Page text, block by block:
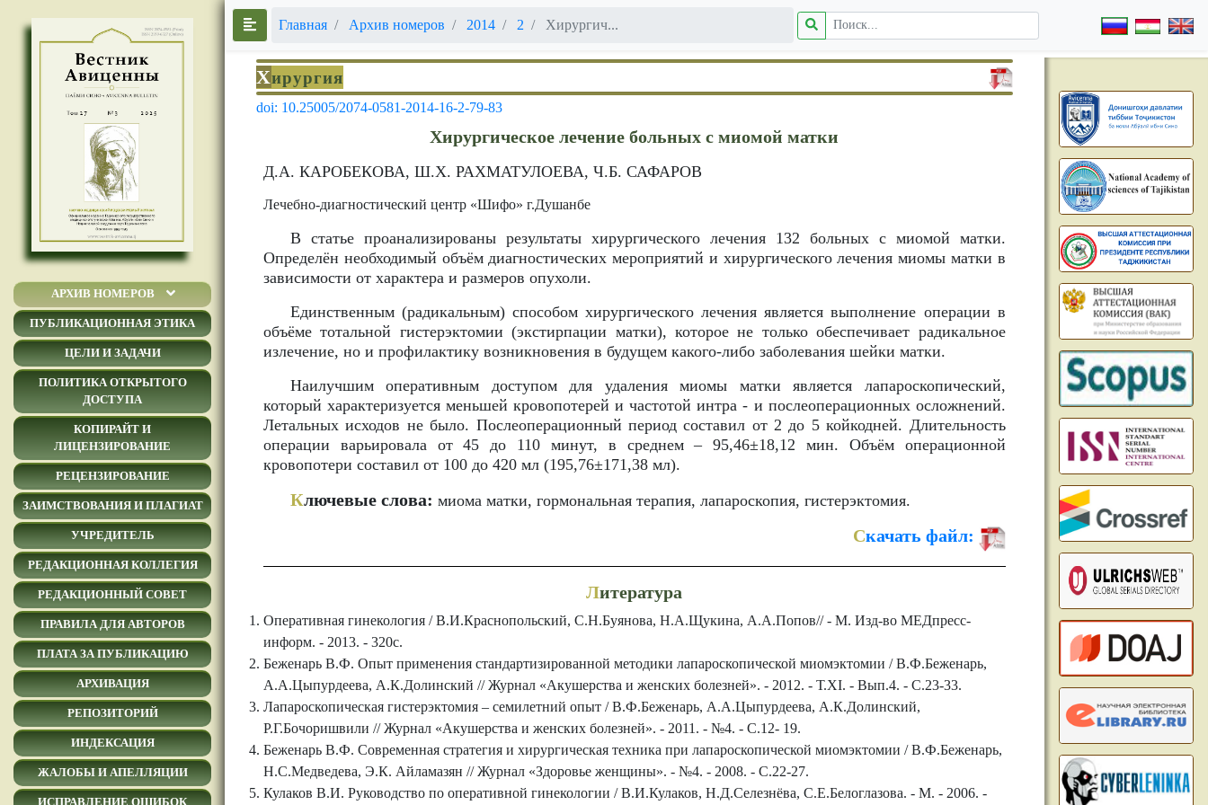
АРХИВ НОМЕРОВ
ПУБЛИКАЦИОННАЯ ЭТИКА
ЦЕЛИ И ЗАДАЧИ
ПОЛИТИКА ОТКРЫТОГО
ДОСТУПА
КОПИРАЙТ И
ЛИЦЕНЗИРОВАНИЕ
РЕЦЕНЗИРОВАНИЕ
ЗАИМСТВОВАНИЯ И ПЛАГИАТ
УЧРЕДИТЕЛЬ
РЕДАКЦИОННАЯ КОЛЛЕГИЯ
РЕДАКЦИОННЫЙ СОВЕТ
ПРАВИЛА ДЛЯ АВТОРОВ
ПЛАТА ЗА ПУБЛИКАЦИЮ
АРХИВАЦИЯ
РЕПОЗИТОРИЙ
ИНДЕКСАЦИЯ
ЖАЛОБЫ И АПЕЛЛЯЦИИ
ИСПРАВЛЕНИЕ ОШИБОК
Главная Архив номеров 2014 2 Хирургич...
Хирургия
doi: 10.25005/2074-0581-2014-16-2-79-83
Хирургическое лечение больных с миомой матки
Д.А. КАРОБЕКОВА, Ш.Х. РАХМАТУЛОЕВА, Ч.Б. САФАРОВ
Лечебно-диагностический центр «Шифо» г.Душанбе
В статье проанализированы результаты хирургического лечения 132 больных с миомой матки.
Определён необходимый объём диагностических мероприятий и хирургического лечения миомы матки в
зависимости от характера и размеров опухоли.
Единственным (радикальным) способом хирургического лечения является выполнение операции в
объёме тотальной гистерэктомии (экстирпации матки), которое не только обеспечивает радикальное
излечение, но и профилактику возникновения в будущем какого-либо заболевания шейки матки.
Наилучшим оперативным доступом для удаления миомы матки является лапароскопический,
который характеризуется меньшей кровопотерей и частотой интра - и послеоперационных осложнений.
Летальных исходов не было. Послеоперационный период составил от 2 до 5 койкодней. Длительность
операции варьировала от 45 до 110 минут, в среднем – 95,46±18,12 мин. Объём операционной
кровопотери составил от 100 до 420 мл (195,76±171,38 мл).
Ключевые слова: миома матки, гормональная терапия, лапароскопия, гистерэктомия.
Скачать файл:
Литература
Оперативная гинекология / В.И.Краснопольский, С.Н.Буянова, Н.А.Щукина, А.А.Попов// - М. Изд-во МЕДпресс-
информ. - 2013. - 320с.
Беженарь В.Ф. Опыт применения стандартизированной методики лапароскопической миомэктомии / В.Ф.Беженарь,
А.А.Цыпурдеева, А.К.Долинский // Журнал «Акушерства и женских болезней». - 2012. - Т.ХI. - Вып.4. - С.23-33.
Лапароскопическая гистерэктомия – семилетний опыт / В.Ф.Беженарь, А.А.Цыпурдеева, А.К.Долинский,
Р.Г.Бочоришвили // Журнал «Акушерства и женских болезней». - 2011. - №4. - С.12- 19.
Беженарь В.Ф. Современная стратегия и хирургическая техника при лапароскопической миомэктомии / В.Ф.Беженарь,
Н.С.Медведева, Э.К. Айламазян // Журнал «Здоровье женщины». - №4. - 2008. - С.22-27.
Кулаков В.И. Руководство по оперативной гинекологии / В.И.Кулаков, Н.Д.Селезнёва, С.Е.Белоглазова. - М. - 2006. -